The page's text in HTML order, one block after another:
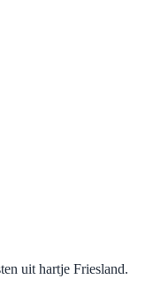
uit hartje Friesland.